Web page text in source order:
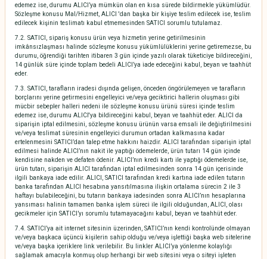
edemez ise, durumu ALICI’ya mümkün olan en kısa sürede bildirmekle yükümlüdür.
Sözleşme konusu Mal/Hizmet, ALICI 'dan başka bir kişiye teslim edilecek ise, teslim
edilecek kişinin teslimatı kabul etmemesinden SATICI sorumlu tutulamaz.
7.2. SATICI, sipariş konusu ürün veya hizmetin yerine getirilmesinin
imkânsızlaşması halinde sözleşme konusu yükümlülüklerini yerine getiremezse, bu
durumu, öğrendiği tarihten itibaren 3 gün içinde yazılı olarak tüketiciye bildireceğini,
14 günlük süre içinde toplam bedeli ALICI’ya iade edeceğini kabul, beyan ve taahhüt
eder.
7.3. SATICI, tarafların iradesi dışında gelişen, önceden öngörülemeyen ve tarafların
borçlarını yerine getirmesini engelleyici ve/veya geciktirici hallerin oluşması gibi
mücbir sebepler halleri nedeni ile sözleşme konusu ürünü süresi içinde teslim
edemez ise, durumu ALICI'ya bildireceğini kabul, beyan ve taahhüt eder. ALICI da
siparişin iptal edilmesini, sözleşme konusu ürünün varsa emsali ile değiştirilmesini
ve/veya teslimat süresinin engelleyici durumun ortadan kalkmasına kadar
ertelenmesini SATICI’dan talep etme hakkını haizdir. ALICI tarafından siparişin iptal
edilmesi halinde ALICI’nın nakit ile yaptığı ödemelerde, ürün tutarı 14 gün içinde
kendisine nakden ve defaten ödenir. ALICI’nın kredi kartı ile yaptığı ödemelerde ise,
ürün tutarı, siparişin ALICI tarafından iptal edilmesinden sonra 14 gün içerisinde
ilgili bankaya iade edilir. ALICI, SATICI tarafından kredi kartına iade edilen tutarın
banka tarafından ALICI hesabına yansıtılmasına ilişkin ortalama sürecin 2 ile 3
haftayı bulabileceğini, bu tutarın bankaya iadesinden sonra ALICI’nın hesaplarına
yansıması halinin tamamen banka işlem süreci ile ilgili olduğundan, ALICI, olası
gecikmeler için SATICI’yı sorumlu tutamayacağını kabul, beyan ve taahhüt eder.
7.4. SATICI’ya ait internet sitesinin üzerinden, SATICI’nın kendi kontrolünde olmayan
ve/veya başkaca üçüncü kişilerin sahip olduğu ve/veya işlettiği başka web sitelerine
ve/veya başka içeriklere link verilebilir. Bu linkler ALICI’ya yönlenme kolaylığı
sağlamak amacıyla konmuş olup herhangi bir web sitesini veya o siteyi işleten